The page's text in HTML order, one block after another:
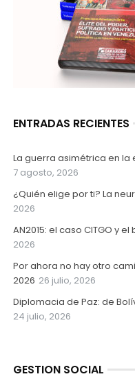
ENTRADAS RECIENTES
La guerra asimétrica en la
7 agosto, 2026
¿Quién elige por ti? La
2026
AN2015: el caso CITGO y
2026
Por ahora no hay otro
2026 26 julio, 2026
Diplomacia de Paz: de
24 julio, 2026
GESTION SOCIAL